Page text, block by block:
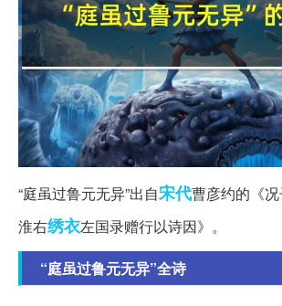
“庭虽过鲁元无异”出自宋代曹彦约的《
淮右绣衣左国录赠行以诗因》。
“庭虽过鲁元无异”全诗